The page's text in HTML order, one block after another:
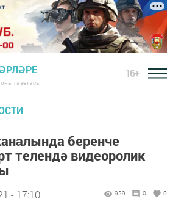
газетасы
16+
беренче
телендә видеоролик
- 17:10 929 0 0